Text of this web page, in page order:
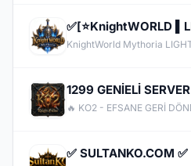
1299 GENİELİ SERVER